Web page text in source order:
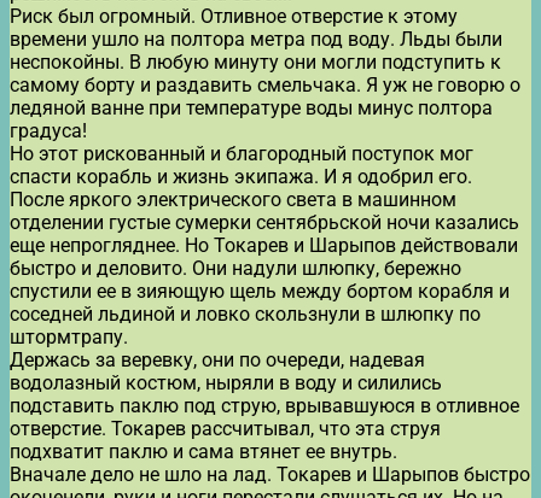
Риск был огромный. Отливное отверстие к этому
времени ушло на полтора метра под воду. Льды были
неспокойны. В любую минуту они могли подступить к
самому борту и раздавить смельчака. Я уж не говорю о
ледяной ванне при температуре воды минус полтора
градуса!
Но этот рискованный и благородный поступок мог
спасти корабль и жизнь экипажа. И я одобрил его.
После яркого электрического света в машинном
отделении густые сумерки сентябрьской ночи казались
еще непрогляднее. Но Токарев и Шарыпов действовали
быстро и деловито. Они надули шлюпку, бережно
спустили ее в зияющую щель между бортом корабля и
соседней льдиной и ловко скользнули в шлюпку по
штормтрапу.
Держась за веревку, они по очереди, надевая
водолазный костюм, ныряли в воду и силились
подставить паклю под струю, врывавшуюся в отливное
отверстие. Токарев рассчитывал, что эта струя
подхватит паклю и сама втянет ее внутрь.
Вначале дело не шло на лад. Токарев и Шарыпов быстро